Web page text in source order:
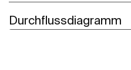
Durchflussdiagramm